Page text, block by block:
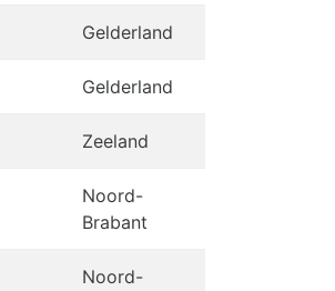
Gelderland
Gelderland
Zeeland
Noord-
Brabant
Noord-